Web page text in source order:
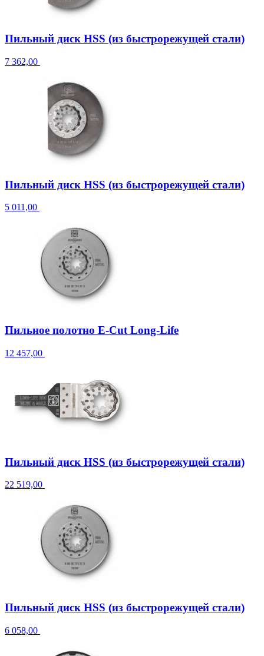
Пильный диск HSS (из быстрорежущей стали)
7 362,00
Пильный диск HSS (из быстрорежущей стали)
5 011,00
Пильное полотно E-Cut Long-Life
12 457,00
Пильный диск HSS (из быстрорежущей стали)
22 519,00
Пильный диск HSS (из быстрорежущей стали)
6 058,00